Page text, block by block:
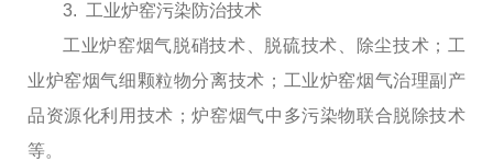
3. 工业炉窑污染防治技术
工业炉窑烟气脱硝技术、脱硫技术、除尘技术；工
业炉窑烟气细颗粒物分离技术；工业炉窑烟气治理副产
品资源化利用技术；炉窑烟气中多污染物联合脱除技术
等。